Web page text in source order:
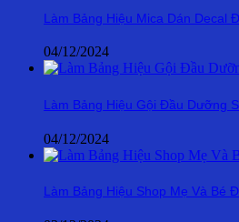
Làm Bảng Hiệu Mica Dán Decal
04/12/2024
Làm Bảng Hiệu Gội Đầu Dưỡng
04/12/2024
Làm Bảng Hiệu Shop Mẹ Và Bé